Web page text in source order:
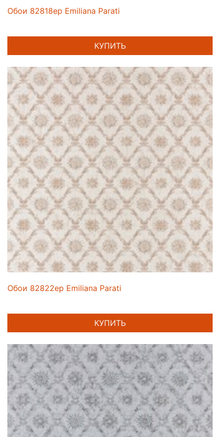
Обои 82818ep Emiliana Parati
КУПИТЬ
Обои 82822ep Emiliana Parati
КУПИТЬ